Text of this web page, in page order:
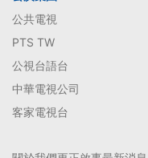
公共電視
PTS TW
公視台語台
中華電視公司
客家電視台